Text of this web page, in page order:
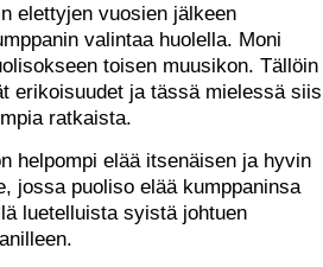
elettyjen vuosien jälkeen
valintaa huolella. Moni
toisen muusikon. Tällöin
erikoisuudet ja tässä mielessä siis
ratkaista.
helpompi elää itsenäisen ja hyvin
jossa puoliso elää kumppaninsa
luetelluista syistä johtuen